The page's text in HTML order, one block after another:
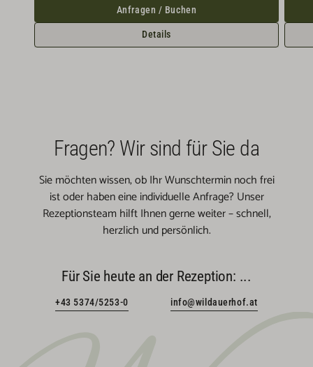
Anfragen / Buchen
Details
Fragen? Wir sind für Sie da
Sie möchten wissen, ob Ihr Wunschtermin noch frei
ist oder haben eine individuelle Anfrage? Unser
Rezeptionsteam hilft Ihnen gerne weiter – schnell,
herzlich und persönlich.
Für Sie heute an der Rezeption: ...
+43 5374/5253-0 info@wildauerhof.at